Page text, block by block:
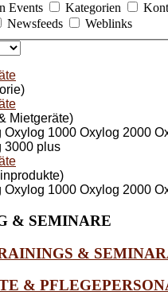
Events
Kategorien
Newsfeeds
Weblinks
Mietgeräte)
Oxylog 1000 Oxylog 2000
3000 plus
Oxylog 1000 Oxylog 2000
& SEMINARE
&
&